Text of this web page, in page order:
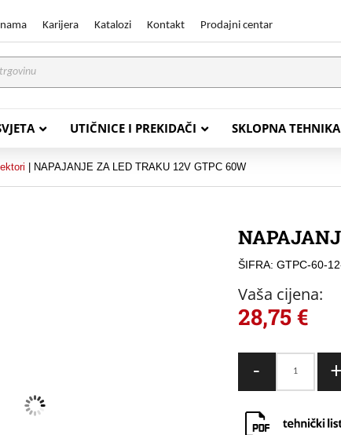
Karijera Katalozi Kontakt Prodajni centar
UTIČNICE I PREKIDAČI SKLOPNA TEHNIKA
NAPAJANJE ZA LED TRAKU 12V GTPC 60W
ŠIFRA: GTPC-60-
Vaša cijena:
28,75€
-
TRAKU
+